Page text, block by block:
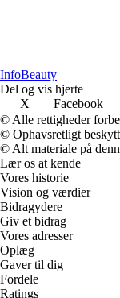
InfoBeauty
Del og vis hjerte
X
Facebook
© Alle rettigheder
© Ophavsretligt
© Alt materiale på
Lær os at kende
Vores historie
Vision og værdier
Bidragydere
Giv et bidrag
Vores adresser
Oplæg
Gaver til dig
Fordele
Ratings